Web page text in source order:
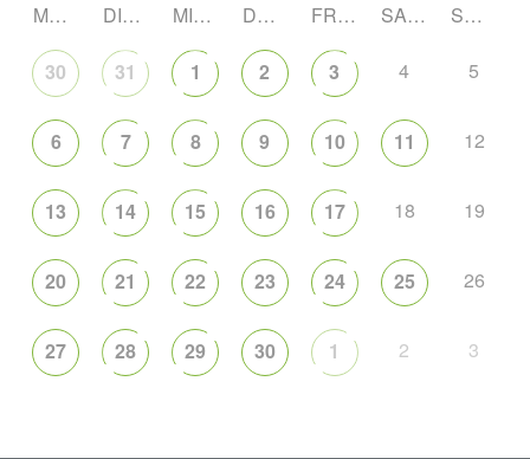
MONTAG DIENSTAG MITTWOCH DONNERSTAG FREITAG SAMSTAG SONNTAG
30 31 1 2 3 4 5
6 7 8 9 10 11 12
13 14 15 16 17 18 19
20 21 22 23 24 25 26
27 28 29 30 1 2 3